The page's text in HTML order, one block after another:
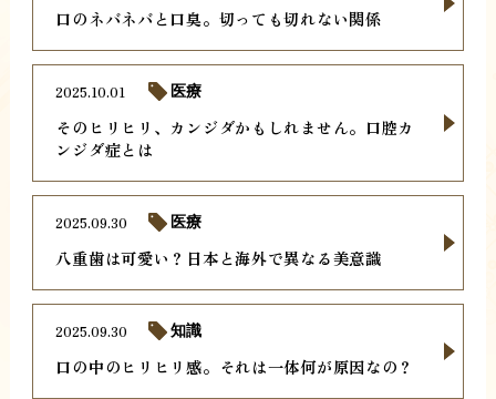
口のネバネバと口臭。切っても切れない関係
そのヒリヒリ、カンジダかもしれません。口腔カ
ンジダ症とは
2025.10.01 医療
八重歯は可愛い？日本と海外で異なる美意識
2025.09.30 医療
口の中のヒリヒリ感。それは一体何が原因なの？
2025.09.30 知識